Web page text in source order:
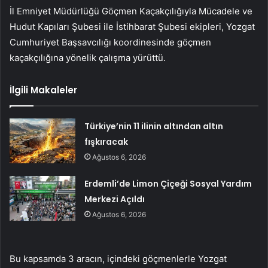
İl Emniyet Müdürlüğü Göçmen Kaçakçılığıyla Mücadele ve
Hudut Kapıları Şubesi ile İstihbarat Şubesi ekipleri, Yozgat
Cumhuriyet Başsavcılığı koordinesinde göçmen
kaçakçılığına yönelik çalışma yürüttü.
İlgili Makaleler
Türkiye’nin 11 ilinin altından altın
fışkıracak
Ağustos 6, 2026
Erdemli’de Limon Çiçeği Sosyal Yardım
Merkezi Açıldı
Ağustos 6, 2026
Bu kapsamda 3 aracın, içindeki göçmenlerle Yozgat